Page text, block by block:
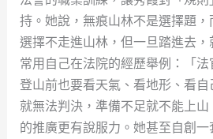
持。她說，無痕山林不是選擇題
選擇不走進山林，但一旦踏進去
常用自己在法院的經歷舉例：「法
登山前也要看天氣、看地形、看
就無法判決，準備不足就不能上
的推廣更有說服力。她甚至自創